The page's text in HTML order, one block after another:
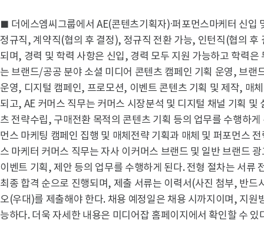
■ 더에스엠씨그룹에서 AE(콘텐츠기획자)·퍼포먼스마케터 신입
정규직, 계약직(협의 후 결정), 정규직 전환 가능, 인턴직(협의 후
되며, 경력 및 학력 사항은 신입, 경력 모두 지원 가능하고 학력은
는 브랜드/공공 분야 소셜 미디어 콘텐츠 캠페인 기획 운영, 브랜
운영, 디지털 캠페인, 프로모션, 이벤트 콘텐츠 기획 및 제작, 매
되고, AE 커머스 직무는 커머스 시장분석 및 디지털 채널 기획
츠 전략수립, 구매전환 목적의 콘텐츠 기획 등의 업무를 수행하
먼스 마케팅 캠페인 집행 및 매체전략 기획과 매체 및 퍼포먼스
스 마케터 커머스 직무는 자사 이커머스 브랜드 및 일반 브랜드
이벤트 기획, 제안 등의 업무를 수행하게 된다. 전형 절차는 서류
최종 합격 순으로 진행되며, 제출 서류는 이력서(사진 첨부, 반
오(우대)를 제출해야 한다. 채용 예정일은 채용 시까지이며, 지원
능하다. 더욱 자세한 내용은 미디어잡 홈페이지에서 확인할 수 있